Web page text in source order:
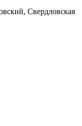
Свердловская